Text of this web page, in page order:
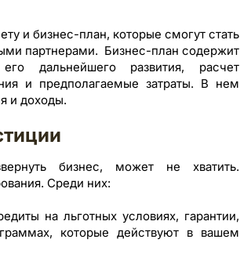
и бизнес-план, которые смогут стать
партнерами. Бизнес-план содержит
дальнейшего развития, расчет
и предполагаемые затраты. В нем
и доходы.
бизнес, может не хватить.
Среди них:
на льготных условиях, гарантии,
которые действуют в вашем